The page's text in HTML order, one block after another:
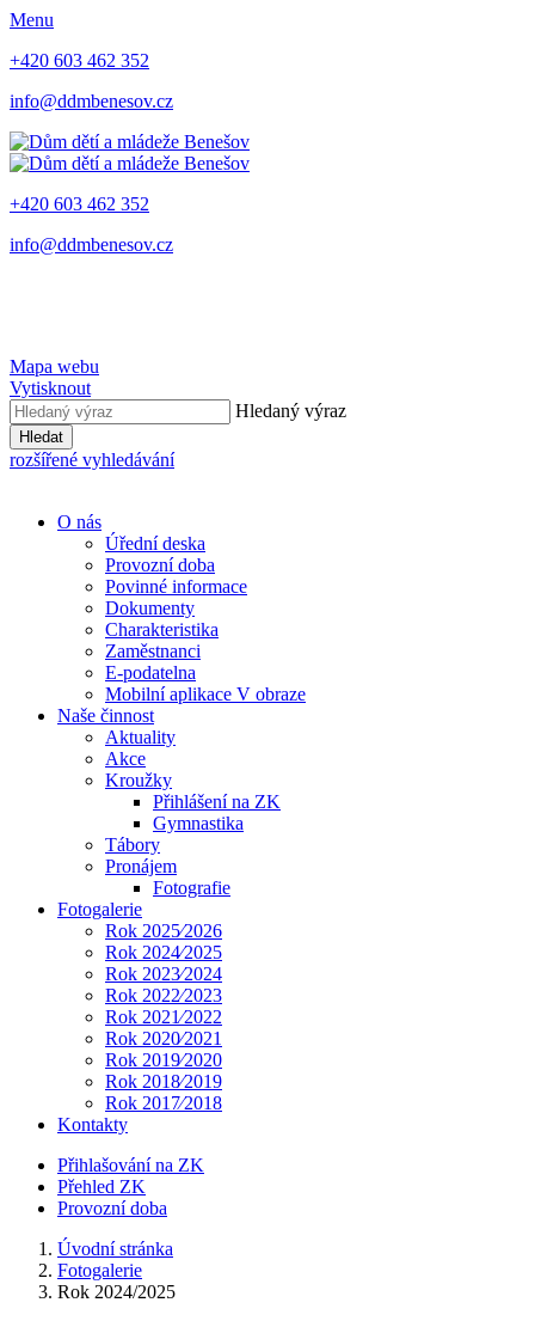
Menu
+420 603 462 352
info@ddmbenesov.cz
+420 603 462 352
info@ddmbenesov.cz
Mapa webu
Vytisknout
Hledaný výraz
Hledat
rozšířené vyhledávání
O nás
Úřední deska
Provozní doba
Povinné informace
Dokumenty
Charakteristika
Zaměstnanci
E-podatelna
Mobilní aplikace V obraze
Naše činnost
Aktuality
Akce
Kroužky
Přihlášení na ZK
Gymnastika
Tábory
Pronájem
Fotografie
Fotogalerie
Rok 2025⁄2026
Rok 2024⁄2025
Rok 2023⁄2024
Rok 2022⁄2023
Rok 2021⁄2022
Rok 2020⁄2021
Rok 2019⁄2020
Rok 2018⁄2019
Rok 2017⁄2018
Kontakty
Přihlašování na ZK
Přehled ZK
Provozní doba
Úvodní stránka
Fotogalerie
Rok 2024/2025